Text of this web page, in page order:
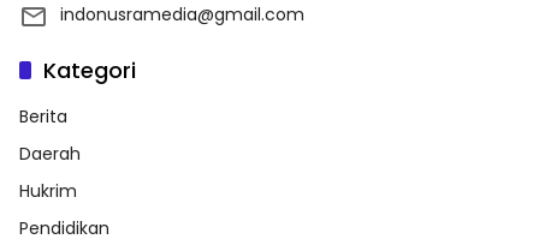
indonusramedia@gmail.com
Kategori
Berita
Daerah
Hukrim
Pendidikan